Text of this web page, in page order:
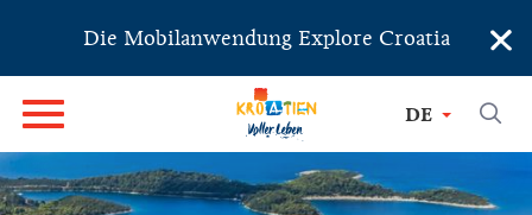
Die Mobilanwendung Explore Croatia ×
DE